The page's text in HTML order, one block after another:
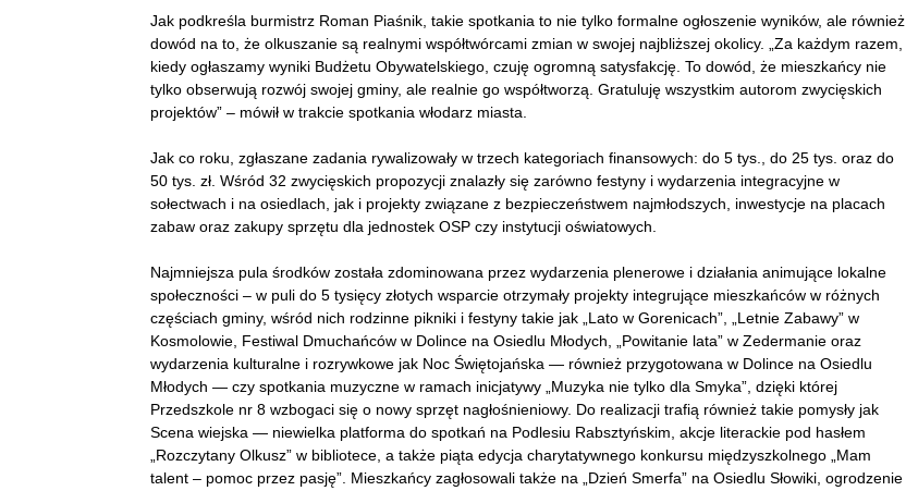
Jak podkreśla burmistrz Roman Piaśnik, takie spotkania to nie tylko formalne ogłoszenie wyników, ale również
dowód na to, że olkuszanie są realnymi współtwórcami zmian w swojej najbliższej okolicy. „Za każdym razem,
kiedy ogłaszamy wyniki Budżetu Obywatelskiego, czuję ogromną satysfakcję. To dowód, że mieszkańcy nie
tylko obserwują rozwój swojej gminy, ale realnie go współtworzą. Gratuluję wszystkim autorom zwycięskich
projektów” – mówił w trakcie spotkania włodarz miasta.
Jak co roku, zgłaszane zadania rywalizowały w trzech kategoriach finansowych: do 5 tys., do 25 tys. oraz do
50 tys. zł. Wśród 32 zwycięskich propozycji znalazły się zarówno festyny i wydarzenia integracyjne w
sołectwach i na osiedlach, jak i projekty związane z bezpieczeństwem najmłodszych, inwestycje na placach
zabaw oraz zakupy sprzętu dla jednostek OSP czy instytucji oświatowych.
Najmniejsza pula środków została zdominowana przez wydarzenia plenerowe i działania animujące lokalne
społeczności – w puli do 5 tysięcy złotych wsparcie otrzymały projekty integrujące mieszkańców w różnych
częściach gminy, wśród nich rodzinne pikniki i festyny takie jak „Lato w Gorenicach”, „Letnie Zabawy” w
Kosmolowie, Festiwal Dmuchańców w Dolince na Osiedlu Młodych, „Powitanie lata” w Zedermanie oraz
wydarzenia kulturalne i rozrywkowe jak Noc Świętojańska — również przygotowana w Dolince na Osiedlu
Młodych — czy spotkania muzyczne w ramach inicjatywy „Muzyka nie tylko dla Smyka”, dzięki której
Przedszkole nr 8 wzbogaci się o nowy sprzęt nagłośnieniowy. Do realizacji trafią również takie pomysły jak
Scena wiejska — niewielka platforma do spotkań na Podlesiu Rabsztyńskim, akcje literackie pod hasłem
„Rozczytany Olkusz” w bibliotece, a także piąta edycja charytatywnego konkursu międzyszkolnego „Mam
talent – pomoc przez pasję”. Mieszkańcy zagłosowali także na „Dzień Smerfa” na Osiedlu Słowiki, ogrodzenie